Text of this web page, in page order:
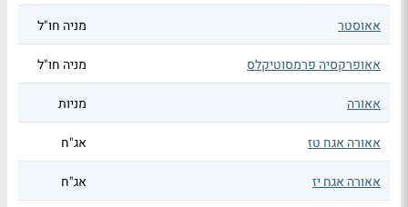
אאוסטר מניה חו"ל
אאופרקסיה פרמסוטיקלס מניה חו"ל
אאורה מניות
אאורה אגח טז אג"ח
אאורה אגח יז אג"ח